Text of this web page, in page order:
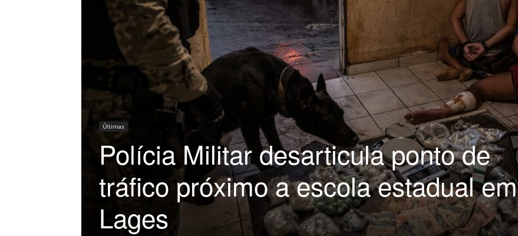
Últimas
Polícia Militar desarticula ponto de
tráfico próximo a escola estadual em
Lages